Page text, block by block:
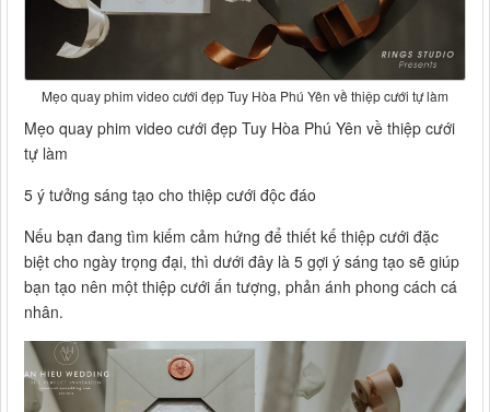
Mẹo quay phim video cưới đẹp Tuy Hòa Phú Yên về thiệp cưới tự làm
Mẹo quay phim video cưới đẹp Tuy Hòa Phú Yên về thiệp cưới
tự làm
5 ý tưởng sáng tạo cho thiệp cưới độc đáo
Nếu bạn đang tìm kiếm cảm hứng để thiết kế thiệp cưới đặc
biệt cho ngày trọng đại, thì dưới đây là 5 gợi ý sáng tạo sẽ giúp
bạn tạo nên một thiệp cưới ấn tượng, phản ánh phong cách cá
nhân.